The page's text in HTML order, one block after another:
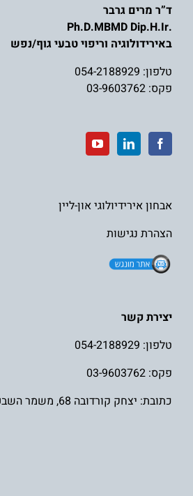
ד”ר מרים גרבר
.Ph.D.MBMD Dip.H.Ir
באירידולוגיה וריפוי טבעי גוף/נפש
טלפון: 054-2188929
פקס: 03-9603762
אבחון אירידיולוגי און-ליין
הצהרת נגישות
יצירת קשר
טלפון: 054-2188929
פקס: 03-9603762
כתובת: יצחק קורדובה 68, משמר השבעה